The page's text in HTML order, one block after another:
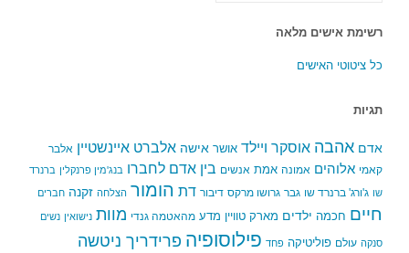
רשימת אישים מלאה
כל ציטוטי האישים
תגיות
אדם אהבה אוסקר ויילד אושר אישה אלברט איינשטיין אלבר
קאמי אלוהים אמונה אמת אנשים בין אדם לחברו בנג'מין פרנקלין ברנרד
שו ג'ורג' ברנרד שו גבר גרושו מרקס דיבור דת הומור הצלחה זקנה חברים
חיים חכמה ילדים מארק טוויין מדע מהאטמה גנדי מוות נישואין נשים
סנקה עולם פוליטיקה פחד פילוסופיה פרידריך ניטשה